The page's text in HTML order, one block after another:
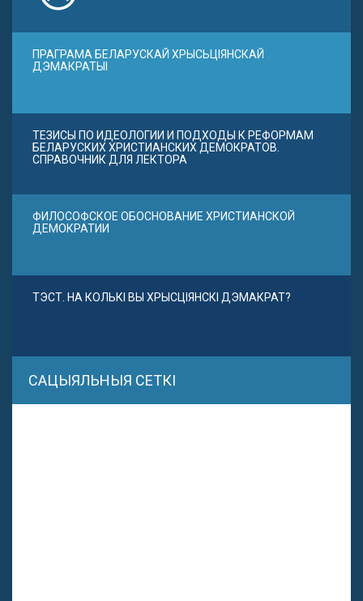
ПРАГРАМА БЕЛАРУСКАЙ ХРЫСЬЦІЯНСКАЙ
ДЭМАКРАТЫІ
ТЕЗИСЫ ПО ИДЕОЛОГИИ И ПОДХОДЫ К РЕФОРМАМ
БЕЛАРУСКИХ ХРИСТИАНСКИХ ДЕМОКРАТОВ.
СПРАВОЧНИК ДЛЯ ЛЕКТОРА
ФИЛОСОФСКОЕ ОБОСНОВАНИЕ ХРИСТИАНСКОЙ
ДЕМОКРАТИИ
ТЭСТ. НА КОЛЬКІ ВЫ ХРЫСЦІЯНСКІ ДЭМАКРАТ?
САЦЫЯЛЬНЫЯ СЕТКІ